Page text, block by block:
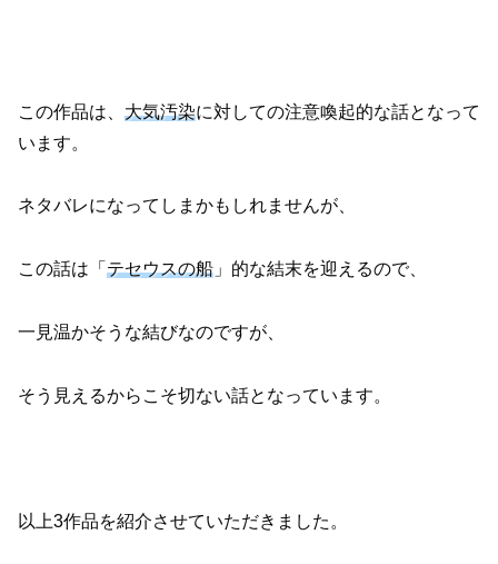
この作品は、 大気汚染に対しての注意喚起的な話となって
います。
ネタバレになってしまかもしれませんが、
この話は「 テセウスの船 」的な結末を迎えるので、
一見温かそうな結びなのですが、
そう見えるからこそ切ない話となっています。
以上3作品を紹介させていただきました。